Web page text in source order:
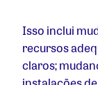
Isso inclui
recursos
claros;